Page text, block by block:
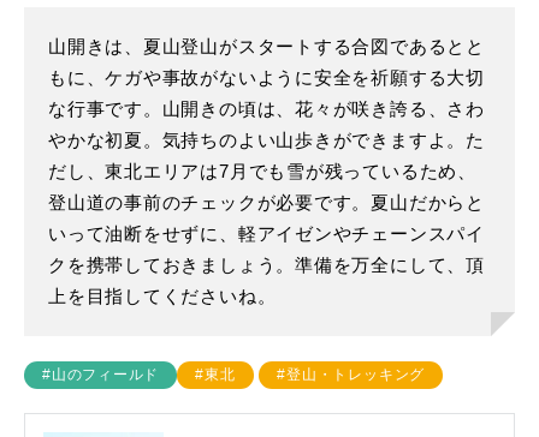
山開きは、夏山登山がスタートする合図であるとと
もに、ケガや事故がないように安全を祈願する大切
な行事です。山開きの頃は、花々が咲き誇る、さわ
やかな初夏。気持ちのよい山歩きができますよ。た
だし、東北エリアは7月でも雪が残っているため、
登山道の事前のチェックが必要です。夏山だからと
いって油断をせずに、軽アイゼンやチェーンスパイ
クを携帯しておきましょう。準備を万全にして、頂
上を目指してくださいね。
#山のフィールド #東北 #登山・トレッキング